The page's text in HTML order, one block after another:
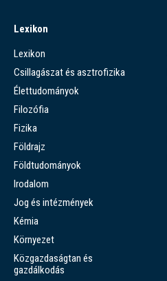
Lexikon
Lexikon
Csillagászat és asztrofizika
Élettudományok
Filozófia
Fizika
Földrajz
Földtudományok
Irodalom
Jog és intézmények
Kémia
Környezet
Közgazdaságtan és
gazdálkodás